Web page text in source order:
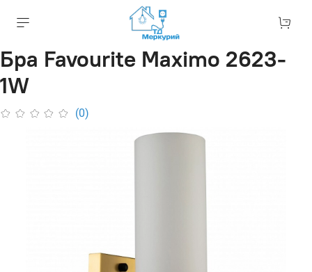
Бра Favourite Maximo 2623-
1W
(0)